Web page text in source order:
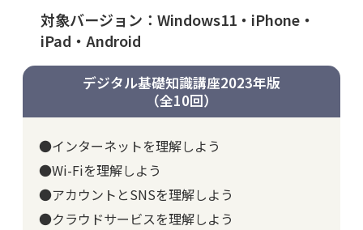
対象バージョン：Windows11・iPhone・
iPad・Android
デジタル基礎知識講座2023年版
（全10回）
●インターネットを理解しよう
●Wi-Fiを理解しよう
●アカウントとSNSを理解しよう
●クラウドサービスを理解しよう